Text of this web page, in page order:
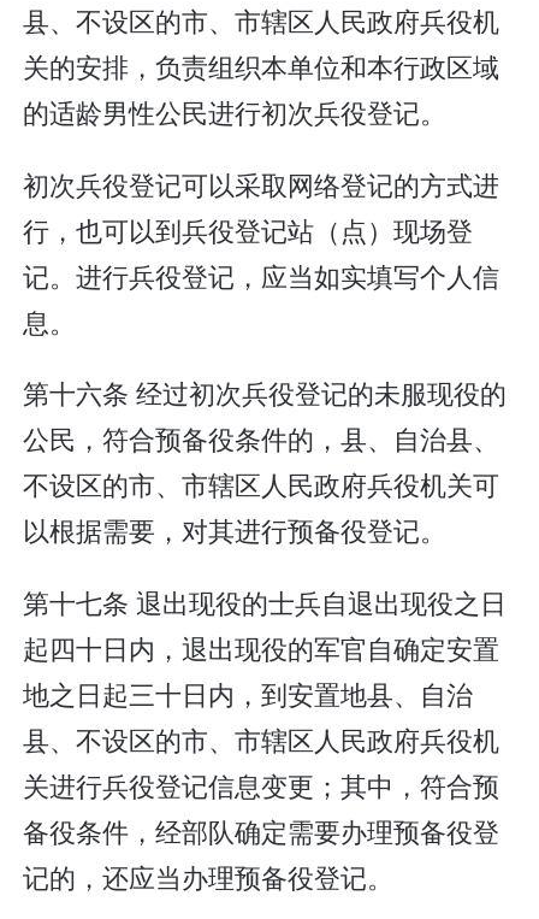
县、不设区的市、市辖区人民政府兵役机
关的安排，负责组织本单位和本行政区域
的适龄男性公民进行初次兵役登记。
初次兵役登记可以采取网络登记的方式进
行，也可以到兵役登记站（点）现场登
记。进行兵役登记，应当如实填写个人信
息。
第十六条 经过初次兵役登记的未服现役的
公民，符合预备役条件的，县、自治县、
不设区的市、市辖区人民政府兵役机关可
以根据需要，对其进行预备役登记。
第十七条 退出现役的士兵自退出现役之日
起四十日内，退出现役的军官自确定安置
地之日起三十日内，到安置地县、自治
县、不设区的市、市辖区人民政府兵役机
关进行兵役登记信息变更；其中，符合预
备役条件，经部队确定需要办理预备役登
记的，还应当办理预备役登记。